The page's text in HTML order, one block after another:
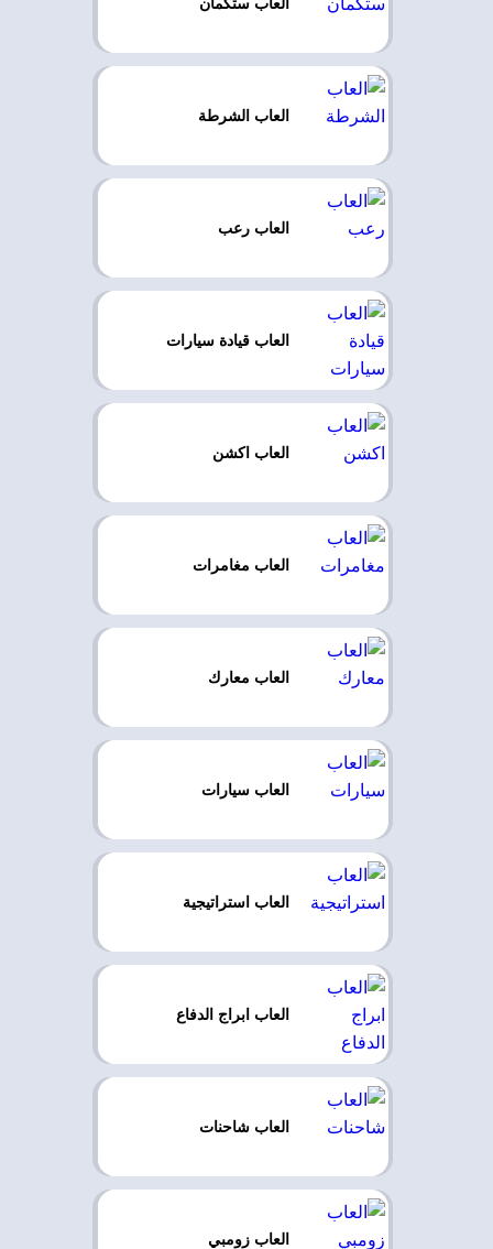
العاب الشرطة
العاب رعب
العاب قيادة سيارات
العاب اكشن
العاب مغامرات
العاب معارك
العاب سيارات
العاب استراتيجية
العاب ابراج الدفاع
العاب شاحنات
العاب زومبي